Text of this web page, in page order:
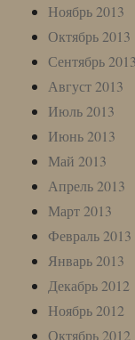
Ноябрь 2013
Октябрь 2013
Сентябрь 2013
Август 2013
Июль 2013
Июнь 2013
Май 2013
Апрель 2013
Март 2013
Февраль 2013
Январь 2013
Декабрь 2012
Ноябрь 2012
Октябрь 2012